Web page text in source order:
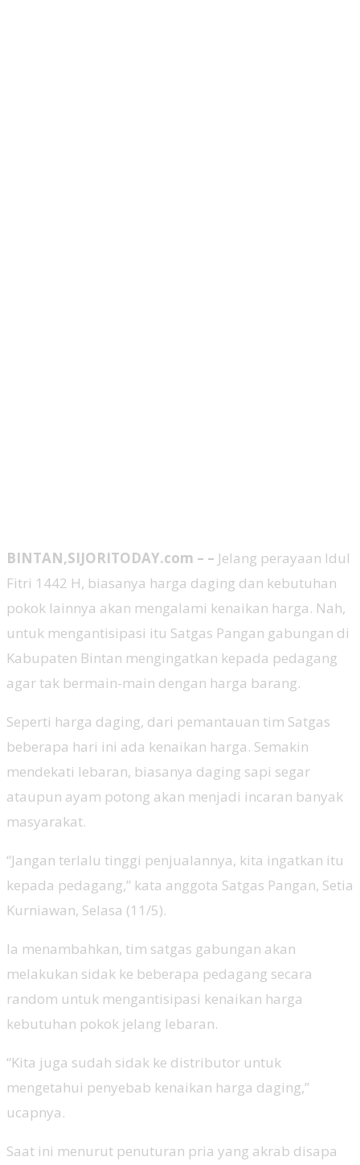
BINTAN,SIJORITODAY.com – – Jelang perayaan Idul
Fitri 1442 H, biasanya harga daging dan kebutuhan
pokok lainnya akan mengalami kenaikan harga. Nah,
untuk mengantisipasi itu Satgas Pangan gabungan di
Kabupaten Bintan mengingatkan kepada pedagang
agar tak bermain-main dengan harga barang.
Seperti harga daging, dari pemantauan tim Satgas
beberapa hari ini ada kenaikan harga. Semakin
mendekati lebaran, biasanya daging sapi segar
ataupun ayam potong akan menjadi incaran banyak
masyarakat.
“Jangan terlalu tinggi penjualannya, kita ingatkan itu
kepada pedagang,” kata anggota Satgas Pangan, Setia
Kurniawan, Selasa (11/5).
Ia menambahkan, tim satgas gabungan akan
melakukan sidak ke beberapa pedagang secara
random untuk mengantisipasi kenaikan harga
kebutuhan pokok jelang lebaran.
“Kita juga sudah sidak ke distributor untuk
mengetahui penyebab kenaikan harga daging,”
ucapnya.
Saat ini menurut penuturan pria yang akrab disapa